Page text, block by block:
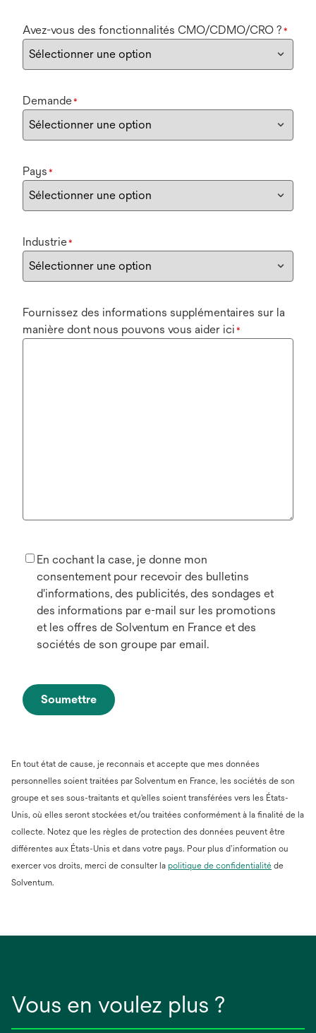
Avez-vous des fonctionnalités CMO/CDMO/CRO ? *
Demande*
Pays *
Industrie*
Fournissez des informations supplémentaires sur la
manière dont nous pouvons vous aider ici *
En cochant la case, je donne mon
consentement pour recevoir des bulletins
d'informations, des publicités, des sondages et
des informations par e-mail sur les promotions
et les offres de Solventum en France et des
sociétés de son groupe par email.
Soumettre
En tout état de cause, je reconnais et accepte que mes données
personnelles soient traitées par Solventum en France, les sociétés de son
groupe et ses sous-traitants et qu'elles soient transférées vers les États-
Unis, où elles seront stockées et/ou traitées conformément à la finalité de la
collecte. Notez que les règles de protection des données peuvent être
différentes aux États-Unis et dans votre pays. Pour plus d’information ou
exercer vos droits, merci de consulter la politique de confidentialité s’ouvre
de
Solventum.
Vous en voulez plus ?